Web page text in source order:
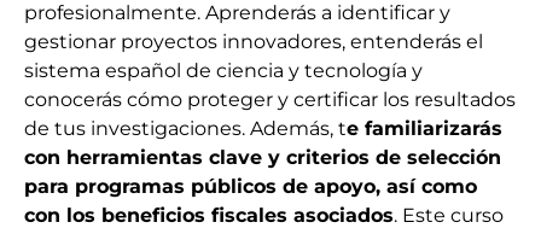
profesionalmente. Aprenderás a identificar y
gestionar proyectos innovadores, entenderás el
sistema español de ciencia y tecnología y
conocerás cómo proteger y certificar los resultados
de tus investigaciones. Además, te familiarizarás
con herramientas clave y criterios de selección
para programas públicos de apoyo, así como
con los beneficios fiscales asociados. Este curso